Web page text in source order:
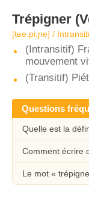
Trépigner
[tʁe.pi.ɲe] /
(Intransitif)
mouvement
(Transitif)
Questions
Quelle est la
Comment écrire
Le mot «